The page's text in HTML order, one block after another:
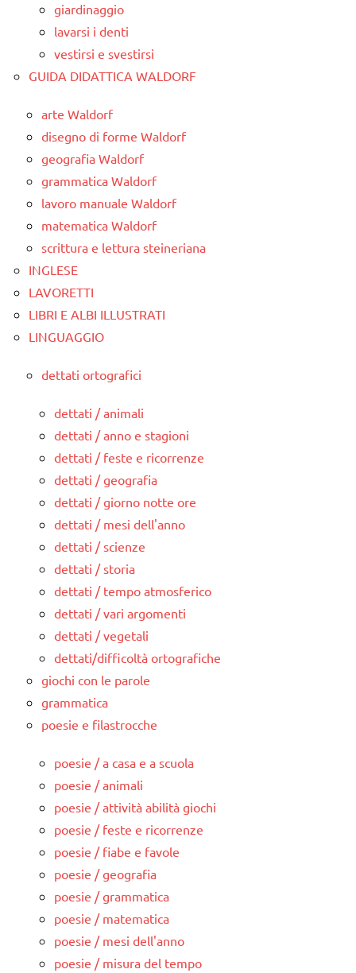
giardinaggio
lavarsi i denti
vestirsi e svestirsi
GUIDA DIDATTICA WALDORF
arte Waldorf
disegno di forme Waldorf
geografia Waldorf
grammatica Waldorf
lavoro manuale Waldorf
matematica Waldorf
scrittura e lettura steineriana
INGLESE
LAVORETTI
LIBRI E ALBI ILLUSTRATI
LINGUAGGIO
dettati ortografici
dettati / animali
dettati / anno e stagioni
dettati / feste e ricorrenze
dettati / geografia
dettati / giorno notte ore
dettati / mesi dell'anno
dettati / scienze
dettati / storia
dettati / tempo atmosferico
dettati / vari argomenti
dettati / vegetali
dettati/difficoltà ortografiche
giochi con le parole
grammatica
poesie e filastrocche
poesie / a casa e a scuola
poesie / animali
poesie / attività abilità giochi
poesie / feste e ricorrenze
poesie / fiabe e favole
poesie / geografia
poesie / grammatica
poesie / matematica
poesie / mesi dell'anno
poesie / misura del tempo